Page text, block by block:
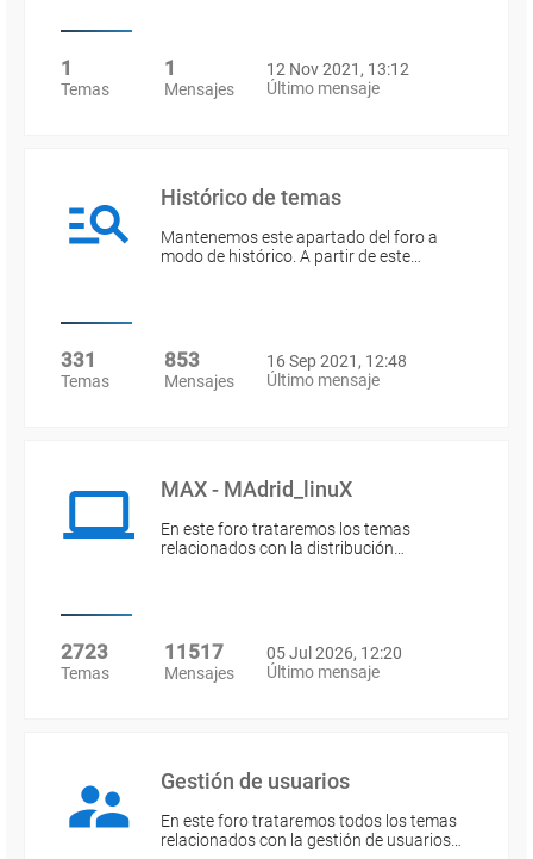
1
Temas
1
Mensajes
12 Nov 2021, 13:12
Último mensaje
Histórico de temas
Mantenemos este apartado del foro a
modo de histórico. A partir de este…
331
Temas
853
Mensajes
16 Sep 2021, 12:48
Último mensaje
MAX - MAdrid_linuX
En este foro trataremos los temas
relacionados con la distribución…
2723
Temas
11517
Mensajes
05 Jul 2026, 12:20
Último mensaje
Gestión de usuarios
En este foro trataremos todos los temas
relacionados con la gestión de usuarios…